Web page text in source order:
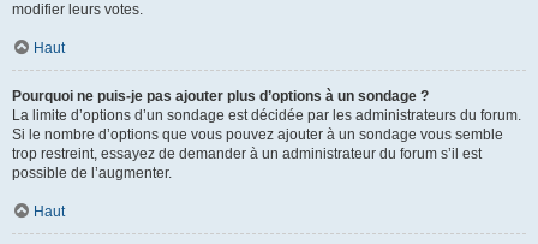
modifier leurs votes.
Haut
Pourquoi ne puis-je pas ajouter plus d’options à un sondage ?
La limite d’options d’un sondage est décidée par les administrateurs du forum.
Si le nombre d’options que vous pouvez ajouter à un sondage vous semble
trop restreint, essayez de demander à un administrateur du forum s’il est
possible de l’augmenter.
Haut